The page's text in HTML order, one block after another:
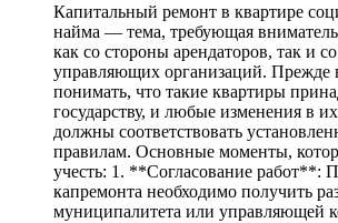
Капитальный ремонт в квартире
найма — тема, требующая
как со стороны арендаторов, так и
управляющих организаций. Прежде
понимать, что такие квартиры
государству, и любые изменения в
должны соответствовать
правилам. Основные моменты,
учесть: 1. **Согласование работ**:
капремонта необходимо получить
муниципалитета или управляющей